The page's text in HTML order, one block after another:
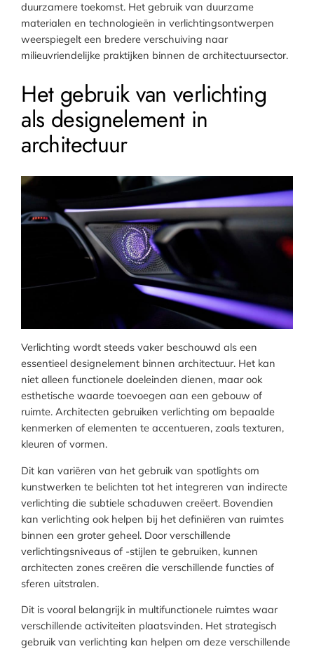
duurzamere toekomst. Het gebruik van duurzame
materialen en technologieën in verlichtingsontwerpen
weerspiegelt een bredere verschuiving naar
milieuvriendelijke praktijken binnen de architectuursector.
Het gebruik van verlichting
als designelement in
architectuur
Verlichting wordt steeds vaker beschouwd als een
essentieel designelement binnen architectuur. Het kan
niet alleen functionele doeleinden dienen, maar ook
esthetische waarde toevoegen aan een gebouw of
ruimte. Architecten gebruiken verlichting om bepaalde
kenmerken of elementen te accentueren, zoals texturen,
kleuren of vormen.
Dit kan variëren van het gebruik van spotlights om
kunstwerken te belichten tot het integreren van indirecte
verlichting die subtiele schaduwen creëert. Bovendien
kan verlichting ook helpen bij het definiëren van ruimtes
binnen een groter geheel. Door verschillende
verlichtingsniveaus of -stijlen te gebruiken, kunnen
architecten zones creëren die verschillende functies of
sferen uitstralen.
Dit is vooral belangrijk in multifunctionele ruimtes waar
verschillende activiteiten plaatsvinden. Het strategisch
gebruik van verlichting kan helpen om deze verschillende